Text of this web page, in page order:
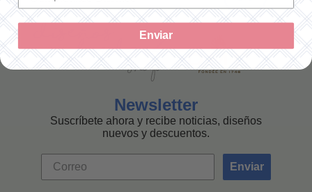
Newsletter
Suscríbete ahora y recibe noticias, diseños
nuevos y descuentos.
Enviar
Enviar